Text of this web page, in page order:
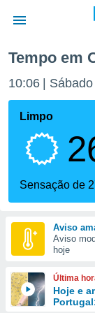
da
foi
fornecidas
a este
das
e
forma
digital
Tempo em
10:06 Sábado
Limpo
Sensação de
Aviso
Aviso
hoje
Última
Hoje e